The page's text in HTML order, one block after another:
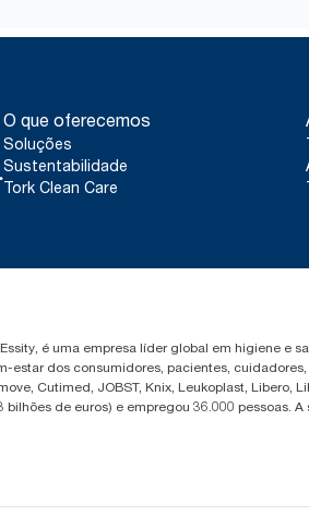
O que oferecemos
Soluções
Sustentabilidade
Tork Clean Care
é uma empresa líder global em higiene e
estar dos consumidores, pacientes,
Cutimed, JOBST, Knix, Leukoplast, Libero,
bilhões de euros) e empregou 36.000 pessoas.